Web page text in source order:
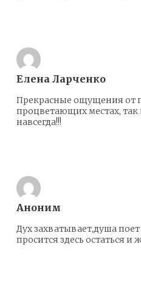
Елена Ларченко
Прекрасные ощущения от
процветающих местах, так
навсегда!!!
Аноним
Дух захватывает,душа
просится здесь остаться и